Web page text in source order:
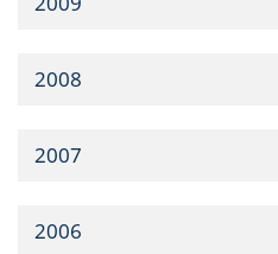
2008
2007
2006